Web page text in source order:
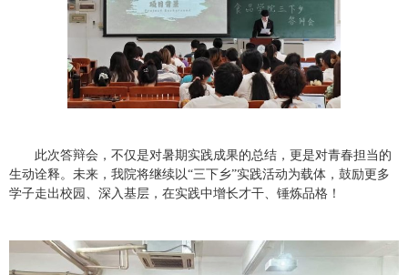
此次答辩会，不仅是对暑期实践成果的总结，更是对青春担当的
生动诠释。未来，我院将继续以“三下乡”实践活动为载体，鼓励更多
学子走出校园、深入基层，在实践中增长才干、锤炼品格！